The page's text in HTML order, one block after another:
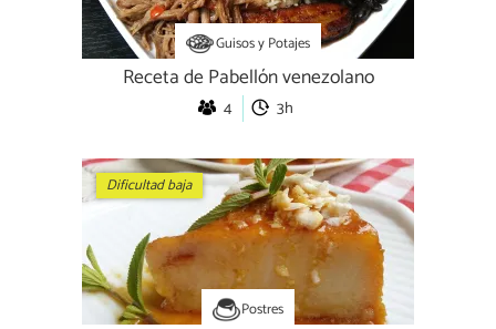
Guisos y Potajes
Receta de Pabellón venezolano
4 3h
Dificultad baja
Postres